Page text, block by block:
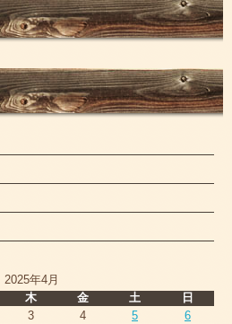
2025年4月
木 金 土
日
3 4 5
6